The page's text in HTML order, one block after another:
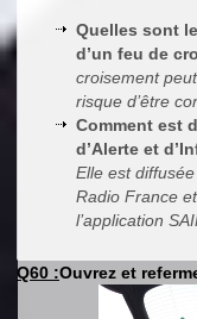
Quelles sont
d’un feu de
croisement
risque d’être
Comment est
d’Alerte et
Elle est
Radio France
l’application
Q60 :Ouvrez et